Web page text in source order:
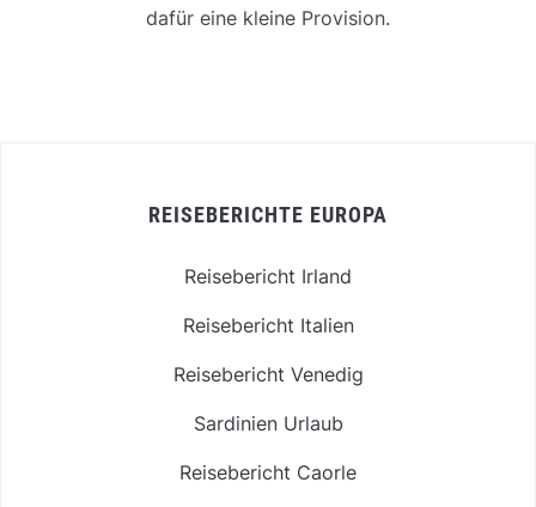
dafür eine kleine Provision.
REISEBERICHTE EUROPA
Reisebericht Irland
Reisebericht Italien
Reisebericht Venedig
Sardinien Urlaub
Reisebericht Caorle